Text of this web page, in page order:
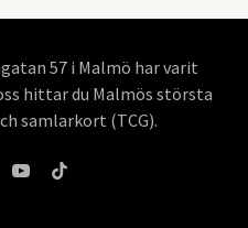
57 i Malmö har varit
hittar du Malmös största
samlarkort (TCG).